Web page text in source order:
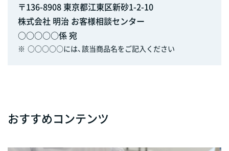
〒136-8908 東京都江東区新砂1-2-10
株式会社 明治 お客様相談センター
○○○○○係 宛
※ ○○○○○には、該当商品名をご記入ください
おすすめコンテンツ